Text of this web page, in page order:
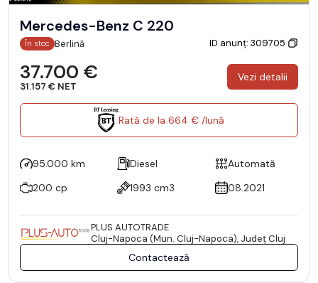
Mercedes-Benz C 220
În stoc Berlină ID anunț: 309705
37.700 €
31.157 € NET
Vezi detalii
Rată de la 664 € /lună
95.000 km Diesel
Automată
200 cp
1993 cm3 08.2021
PLUS AUTOTRADE
Cluj-Napoca (Mun. Cluj-Napoca), Județ Cluj
Contactează